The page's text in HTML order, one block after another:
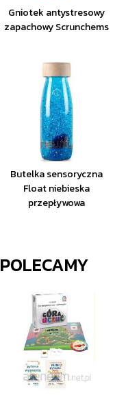
Gniotek antystresowy
zapachowy Scrunchems
Butelka sensoryczna
Float niebieska
przepływowa
POLECAMY